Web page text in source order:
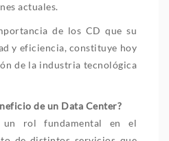
actuales.
de los CD que su
y eficiencia, constituye hoy
de la industria tecnológica
de un Data Center?
un rol fundamental en el